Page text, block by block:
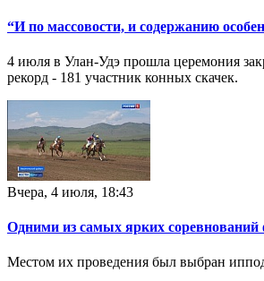
“И по массовости, и содержанию
4 июля в Улан-Удэ прошла церемония
рекорд - 181 участник конных скачек.
Вчера, 4 июля, 18:43
Одними из самых ярких соревнований
Местом их проведения был выбран